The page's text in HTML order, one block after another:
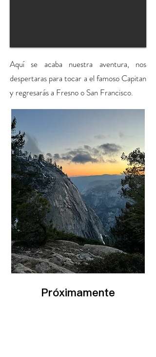
Aquí se acaba nuestra aventura, nos
despertaras para tocar a el famoso Capitan
y regresarás a Fresno o San Francisco.
Próximamente